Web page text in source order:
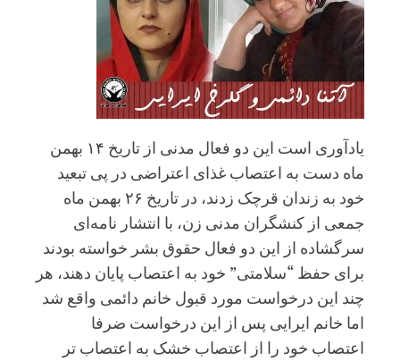
یادآوری است این دو فعال مدنی از تاریخ ۱۴ بهمن
ماه دست به اعتصاب غذای اعتراضی در پی تبعید
خود به زندان قرچک زدند، در تاریخ ۲۶ بهمن ماه
جمعی از کنشگران مدنی زن، با انتشار نامه‌ای
سرگشاده از این دو فعال حقوق بشر خواسته بودند
برای حفظ “سلامتی” خود به اعتصاب پایان دهند، هر
چند این درخواست مورد قبول خانم دائمی واقع شد
اما خانم ایرایی پس از این درخواست ضرفا
اعتصاب خود را از اعتصاب خشک به اعتصاب تر